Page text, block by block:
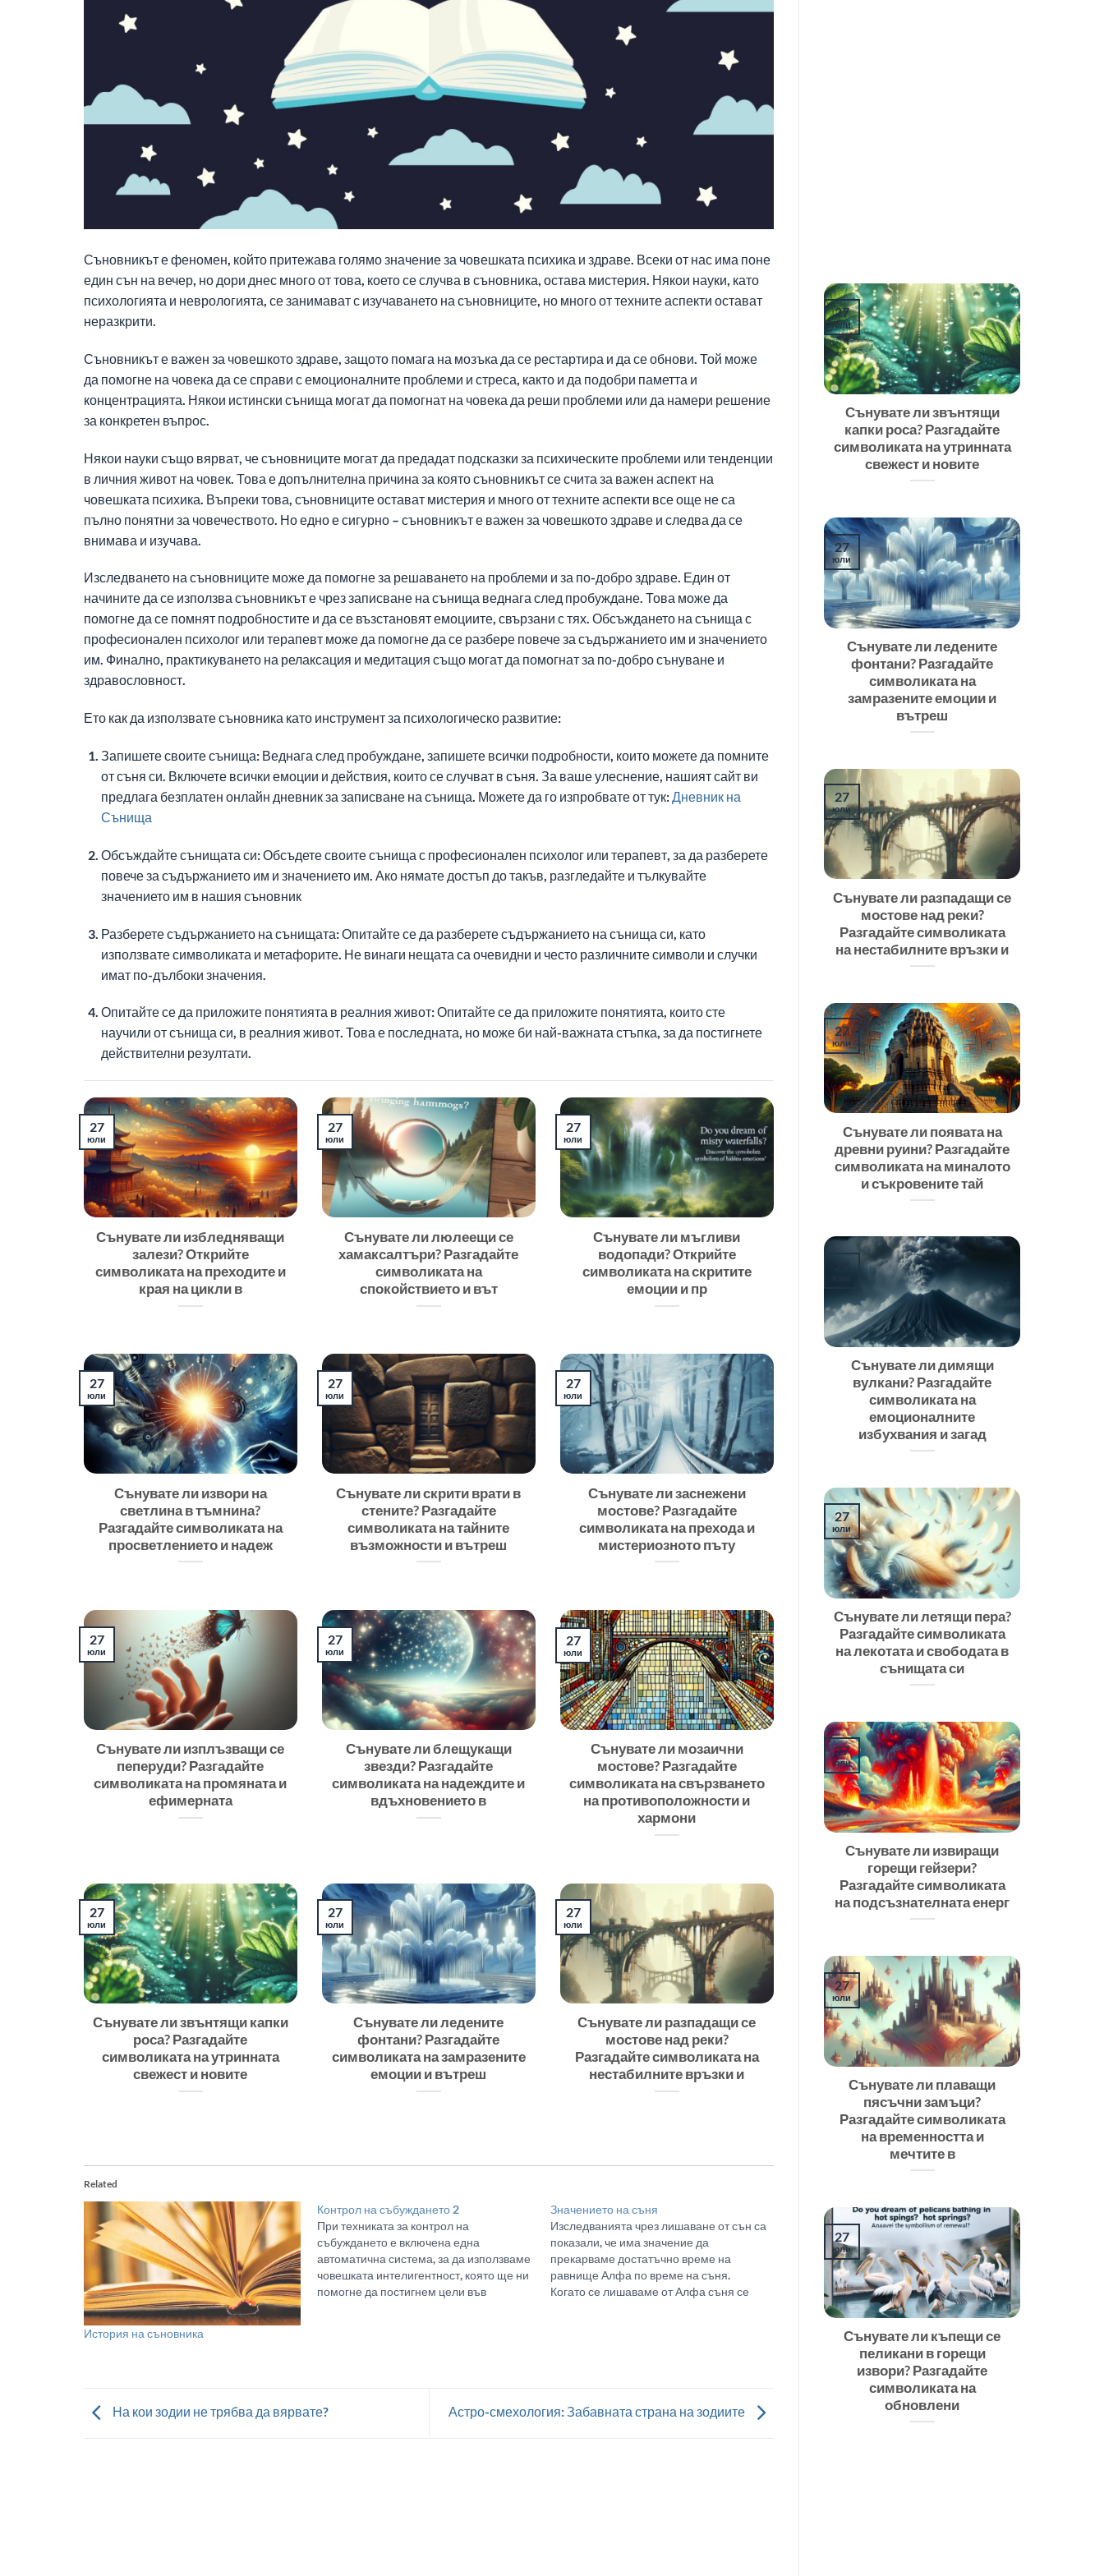
Съновникът е феномен, който притежава голямо значение за човешката психика и здраве. Всеки от нас има поне
един сън на вечер, но дори днес много от това, което се случва в съновника, остава мистерия. Някои науки, като
психологията и неврологията, се занимават с изучаването на съновниците, но много от техните аспекти остават
неразкрити.
Съновникът е важен за човешкото здраве, защото помага на мозъка да се рестартира и да се обнови. Той може
да помогне на човека да се справи с емоционалните проблеми и стреса, както и да подобри паметта и
концентрацията. Някои истински сънища могат да помогнат на човека да реши проблеми или да намери решение
за конкретен въпрос.
Някои науки също вярват, че съновниците могат да предадат подсказки за психическите проблеми или тенденции
в личния живот на човек. Това е допълнителна причина за която съновникът се счита за важен аспект на
човешката психика. Въпреки това, съновниците остават мистерия и много от техните аспекти все още не са
пълно понятни за човечеството. Но едно е сигурно – съновникът е важен за човешкото здраве и следва да се
внимава и изучава.
Изследването на съновниците може да помогне за решаването на проблеми и за по-добро здраве. Един от
начините да се използва съновникът е чрез записване на сънища веднага след пробуждане. Това може да
помогне да се помнят подробностите и да се възстановят емоциите, свързани с тях. Обсъждането на сънища с
професионален психолог или терапевт може да помогне да се разбере повече за съдържанието им и значението
им. Финално, практикуването на релаксация и медитация също могат да помогнат за по-добро сънуване и
здравословност.
Ето как да използвате съновника като инструмент за психологическо развитие:
Запишете своите сънища: Веднага след пробуждане, запишете всички подробности, които можете да помните
от съня си. Включете всички емоции и действия, които се случват в съня. За ваше улеснение, нашият сайт ви
предлага безплатен онлайн дневник за записване на сънища. Можете да го изпробвате от тук:Дневник на
Сънища
Обсъждайте сънищата си: Обсъдете своите сънища с професионален психолог или терапевт, за да разберете
повече за съдържанието им и значението им. Ако нямате достъп до такъв, разгледайте и тълкувайте
значението им в нашия съновник
Разберете съдържанието на сънищата: Опитайте се да разберете съдържанието на сънища си, като
използвате символиката и метафорите. Не винаги нещата са очевидни и често различните символи и случки
имат по-дълбоки значения.
Опитайте се да приложите понятията в реалния живот: Опитайте се да приложите понятията, които сте
научили от сънища си, в реалния живот. Това е последната, но може би най-важната стъпка, за да постигнете
действителни резултати.
Сънувате ли избледняващи
залези? Открийте
символиката на преходите и
края на цикли в
27
юли
Сънувате ли люлеещи се
хамаксалтъри? Разгадайте
символиката на
спокойствието и вът
27
юли
Сънувате ли мъгливи
водопади? Открийте
символиката на скритите
емоции и пр
27
юли
Сънувате ли извори на
светлина в тъмнина?
Разгадайте символиката на
просветлението и надеж
27
юли
Сънувате ли скрити врати в
стените? Разгадайте
символиката на тайните
възможности и вътреш
27
юли
Сънувате ли заснежени
мостове? Разгадайте
символиката на прехода и
мистериозното пъту
27
юли
Сънувате ли изплъзващи се
пеперуди? Разгадайте
символиката на промяната и
ефимерната
27
юли
Сънувате ли блещукащи
звезди? Разгадайте
символиката на надеждите и
вдъхновението в
27
юли
Сънувате ли мозаични
мостове? Разгадайте
символиката на свързването
на противоположности и
хармони
27
юли
Сънувате ли звънтящи капки
роса? Разгадайте
символиката на утринната
свежест и новите
27
юли
Сънувате ли ледените
фонтани? Разгадайте
символиката на замразените
емоции и вътреш
27
юли
Сънувате ли разпадащи се
мостове над реки?
Разгадайте символиката на
нестабилните връзки и
27
юли
Related
История на съновника
Контрол на събуждането 2
При техниката за контрол на
събуждането е включена една
автоматична система, за да използваме
човешката интелигент­ност, която ще ни
помогне да постигнем цели във
измерение.…
Значението на съня
Изследванията чрез лишаване от сън са
показали, че има значение да
прекарваме достатъчно време на
равнище Алфа по време на съня.
Когато се лишаваме от Алфа съня се
На кои зодии не трябва да вярвате? Астро-смехология: Забавната страна на зодиите
Сънувате ли звънтящи
капки роса? Разгадайте
символиката на утринната
свежест и новите
27
юли
Сънувате ли ледените
фонтани? Разгадайте
символиката на
замразените емоции и
вътреш
27
юли
Сънувате ли разпадащи се
мостове над реки?
Разгадайте символиката
на нестабилните връзки и
27
юли
Сънувате ли появата на
древни руини? Разгадайте
символиката на миналото
и съкровените тай
27
юли
Сънувате ли димящи
вулкани? Разгадайте
символиката на
емоционалните
избухвания и загад
Сънувате ли летящи пера?
Разгадайте символиката
на лекотата и свободата в
сънищата си
27
юли
Сънувате ли извиращи
горещи гейзери?
Разгадайте символиката
на подсъзнателната енерг
27
юли
Сънувате ли плаващи
пясъчни замъци?
Разгадайте символиката
на временността и
мечтите в
27
юли
Сънувате ли къпещи се
пеликани в горещи
извори? Разгадайте
символиката на
обновлени
27
юли